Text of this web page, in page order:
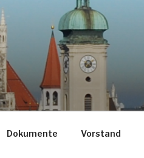
Dokumente Vorstand